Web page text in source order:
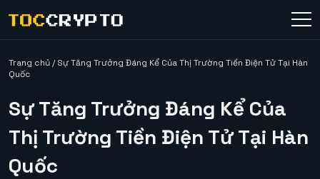
Trang chủ/Sự Tăng Trưởng Đáng Kể Của Thị Trường Tiền Điện Tử Tại Hàn
Quốc
Sự Tăng Trưởng Đáng Kể Của
Thị Trường Tiền Điện Tử Tại Hàn
Quốc